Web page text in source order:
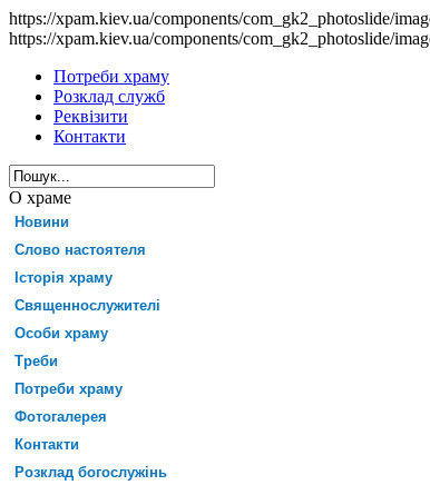
https://xpam.kiev.ua/components/com_gk2_photoslide/
https://xpam.kiev.ua/components/com_gk2_photoslide/
Потреби храму
Розклад служб
Реквізити
Контакти
О храме
Новини
Слово настоятеля
Історія храму
Священнослужителі
Особи храму
Треби
Потреби храму
Фотогалерея
Контакти
Розклад богослужінь